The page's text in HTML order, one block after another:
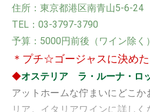
住所：東京都港区南青山5-6-24
TEL：03-3797-3790
予算：5000円前後（ワイン除く）
＊プチ☆ゴージャスに決め
◆オステリア ラ・ルーナ・ロ
アットホームな佇まいにどこ
リア。イタリアワインに詳し